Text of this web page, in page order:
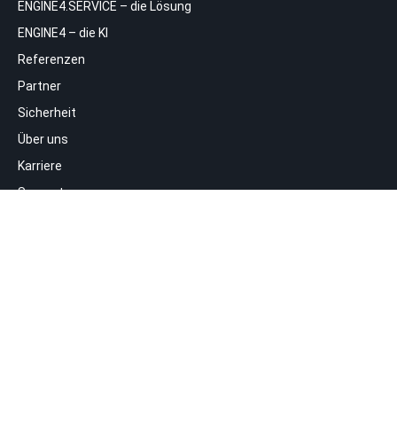
ENGINE4.SERVICE – die Lösung
ENGINE4 – die KI
Referenzen
Partner
Sicherheit
Über uns
Karriere
Support